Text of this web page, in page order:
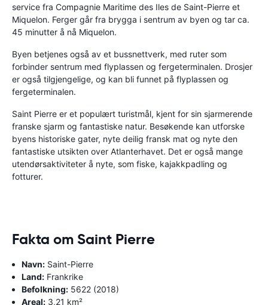
service fra Compagnie Maritime des Iles de Saint-Pierre et
Miquelon. Ferger går fra brygga i sentrum av byen og tar ca.
45 minutter å nå Miquelon.
Byen betjenes også av et bussnettverk, med ruter som
forbinder sentrum med flyplassen og fergeterminalen. Drosjer
er også tilgjengelige, og kan bli funnet på flyplassen og
fergeterminalen.
Saint Pierre er et populært turistmål, kjent for sin sjarmerende
franske sjarm og fantastiske natur. Besøkende kan utforske
byens historiske gater, nyte deilig fransk mat og nyte den
fantastiske utsikten over Atlanterhavet. Det er også mange
utendørsaktiviteter å nyte, som fiske, kajakkpadling og
fotturer.
Fakta om Saint Pierre
Navn: Saint-Pierre
Land: Frankrike
Befolkning: 5622 (2018)
Areal: 3,21 km²